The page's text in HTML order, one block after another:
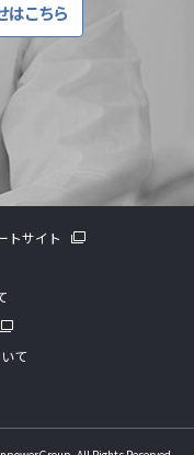
はこちら
トサイト
て